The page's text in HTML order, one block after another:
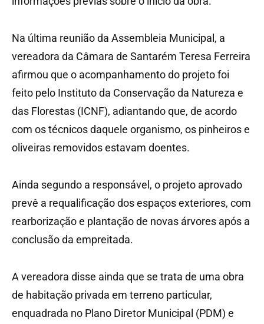
Na última reunião da Assembleia Municipal, a
vereadora da Câmara de Santarém Teresa Ferreira
afirmou que o acompanhamento do projeto foi
feito pelo Instituto da Conservação da Natureza e
das Florestas (ICNF), adiantando que, de acordo
com os técnicos daquele organismo, os pinheiros e
oliveiras removidos estavam doentes.
Ainda segundo a responsável, o projeto aprovado
prevê a requalificação dos espaços exteriores, com
rearborização e plantação de novas árvores após a
conclusão da empreitada.
A vereadora disse ainda que se trata de uma obra
de habitação privada em terreno particular,
enquadrada no Plano Diretor Municipal (PDM) e